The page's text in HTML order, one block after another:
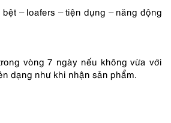
– loafers – tiện dụng – năng động
vòng 7 ngày nếu không vừa với
dạng như khi nhận sản phẩm.